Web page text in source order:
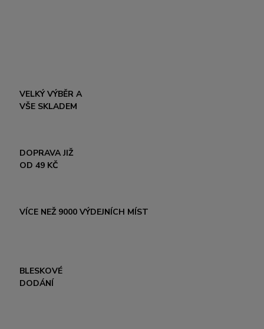
VELKÝ VÝBĚR A
VŠE SKLADEM
DOPRAVA JIŽ
OD 49 KČ
VÍCE NEŽ 9000 VÝDEJNÍCH MÍST
BLESKOVÉ
DODÁNÍ